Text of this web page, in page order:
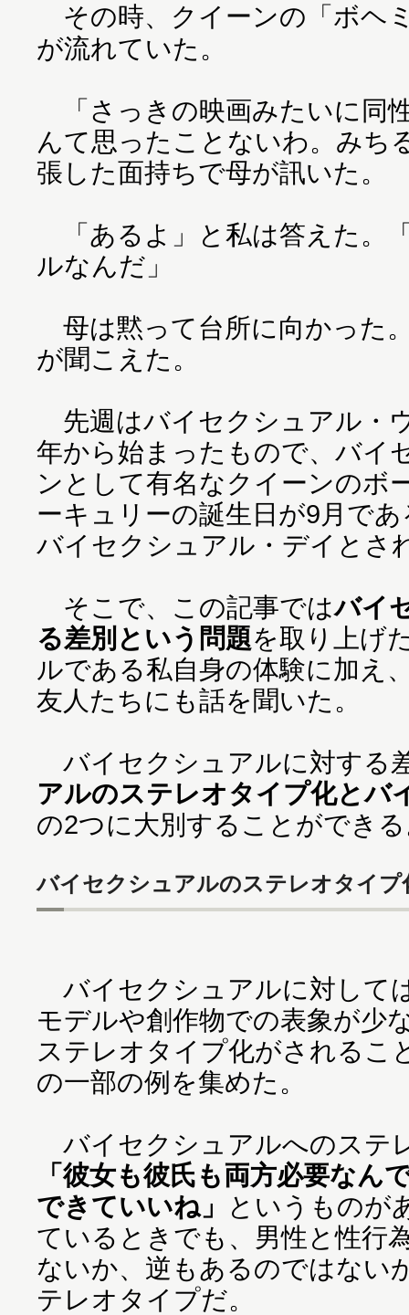
その時、クイーンの「ボヘ
が流れていた。
「さっきの映画みたいに同
んて思ったことないわ。みち
張した面持ちで母が訊いた。
「あるよ」と私は答えた。
ルなんだ」
母は黙って台所に向かった
が聞こえた。
先週はバイセクシュアル・
年から始まったもので、バイ
ンとして有名なクイーンのボ
ーキュリーの誕生日が9月で
バイセクシュアル・デイとさ
そこで、この記事ではバイ
る差別という問題を取り上げ
ルである私自身の体験に加え
友人たちにも話を聞いた。
バイセクシュアルに対する
アルのステレオタイプ化とバ
の2つに大別することができ
バイセクシュアルのステレオタイプ
バイセクシュアルに対して
モデルや創作物での表象が少
ステレオタイプ化がされるこ
の一部の例を集めた。
バイセクシュアルへのステ
「彼女も彼氏も両方必要なん
できていいね」
というものが
ているときでも、男性と性行
ないか、逆もあるのではない
テレオタイプだ。